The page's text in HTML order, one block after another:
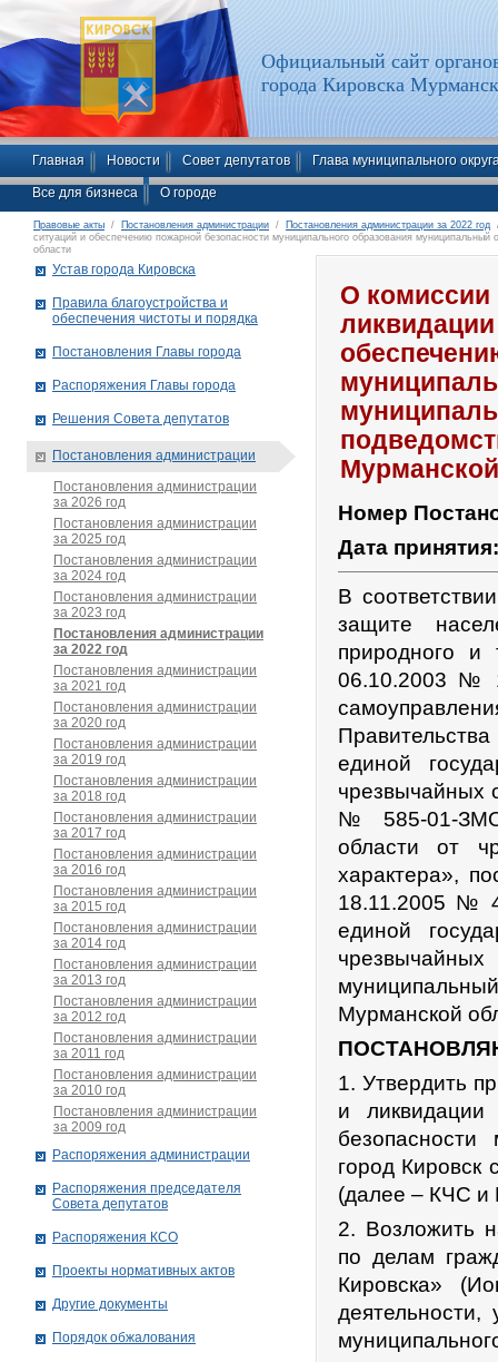
Официальный сайт
города Кировска
Главная Новости Совет депутатов Глава муниципального
Все для бизнеса О городе
Правовые акты / Постановления администрации / Постановления администрации за 2022 год
ситуаций и обеспечению пожарной безопасности муниципального образования муниципальный
области
О
Номер
Дата
В
защите
природного и
06.10.2003 №
единой
чрезвычайных
№ 585-01-ЗМО
области от
характера»,
18.11.2005 №
единой
Мурманской
1. Утвердить
и
безопасности
город Кировск
(далее – КЧС и
2. Возложить
по делам
Кировска»
Устав города Кировска
Правила благоустройства и
обеспечения чистоты и порядка
Постановления Главы города
Распоряжения Главы города
Решения Совета депутатов
Постановления администрации
Постановления администрации
за 2026 год
Постановления администрации
за 2025 год
Постановления администрации
за 2024 год
Постановления администрации
за 2023 год
Постановления администрации
за 2022 год
Постановления администрации
за 2021 год
Постановления администрации
за 2020 год
Постановления администрации
за 2019 год
Постановления администрации
за 2018 год
Постановления администрации
за 2017 год
Постановления администрации
за 2016 год
Постановления администрации
за 2015 год
Постановления администрации
за 2014 год
Постановления администрации
за 2013 год
Постановления администрации
за 2012 год
Постановления администрации
за 2011 год
Постановления администрации
за 2010 год
Постановления администрации
за 2009 год
Распоряжения администрации
Распоряжения председателя
Совета депутатов
Распоряжения КСО
Проекты нормативных актов
Другие документы
Порядок обжалования